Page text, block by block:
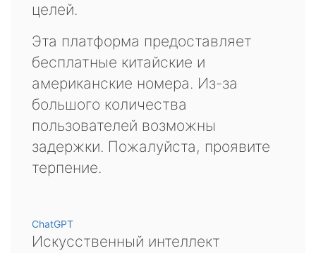
целей.
Эта платформа предоставляет
бесплатные китайские и
американские номера. Из-за
большого количества
пользователей возможны
задержки. Пожалуйста, проявите
терпение.
ChatGPT
Искусственный интеллект